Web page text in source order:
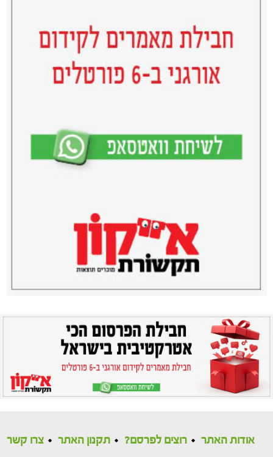
אודות האתר רוצים לפרסם? תקנון האתר צרו קשר